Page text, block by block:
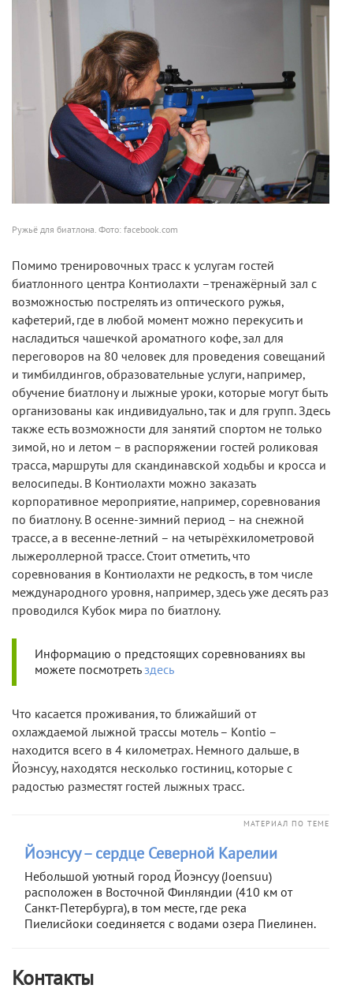
Ружьё для биатлона. Фото: facebook.com
Помимо тренировочных трасс к услугам гостей
биатлонного центра Контиолахти –тренажёрный зал с
возможностью пострелять из оптического ружья,
кафетерий, где в любой момент можно перекусить и
насладиться чашечкой ароматного кофе, зал для
переговоров на 80 человек для проведения совещаний
и тимбилдингов, образовательные услуги, например,
обучение биатлону и лыжные уроки, которые могут быть
организованы как индивидуально, так и для групп. Здесь
также есть возможности для занятий спортом не только
зимой, но и летом – в распоряжении гостей роликовая
трасса, маршруты для скандинавской ходьбы и кросса и
велосипеды. В Контиолахти можно заказать
корпоративное мероприятие, например, соревнования
по биатлону. В осенне-зимний период – на снежной
трассе, а в весенне-летний – на четырёхкилометровой
лыжероллерной трассе. Стоит отметить, что
соревнования в Контиолахти не редкость, в том числе
международного уровня, например, здесь уже десять раз
проводился Кубок мира по биатлону.
Информацию о предстоящих соревнованиях вы
можете посмотретьздесь
Что касается проживания, то ближайший от
охлаждаемой лыжной трассы мотель – Kontio –
находится всего в 4 километрах. Немного дальше, в
Йоэнсуу, находятся несколько гостиниц, которые с
радостью разместят гостей лыжных трасс.
МАТЕРИАЛ ПО ТЕМЕ
Йоэнсуу – сердце Северной Карелии
Небольшой уютный город Йоэнсуу (Joensuu)
расположен в Восточной Финляндии (410 км от
Санкт-Петербурга), в том месте, где река
Пиелисйоки соединяется с водами озера Пиелинен.
Контакты